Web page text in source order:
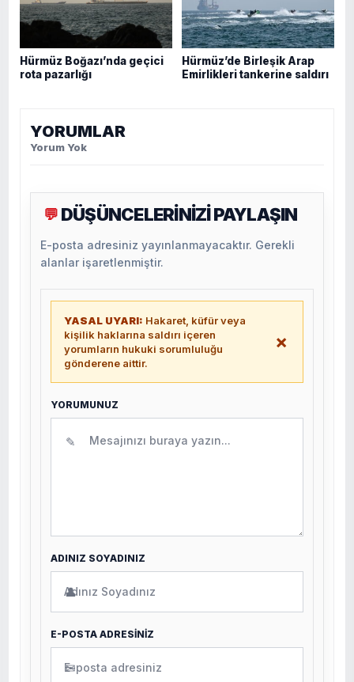
Hürmüz Boğazı’nda geçici
rota pazarlığı
Hürmüz’de Birleşik Arap
Emirlikleri tankerine saldırı
YORUMLAR
Yorum Yok
💬 DÜŞÜNCELERİNİZİ PAYLAŞIN
E-posta adresiniz yayınlanmayacaktır. Gerekli
alanlar işaretlenmiştir.
YASAL UYARI: Hakaret, küfür veya
kişilik haklarına saldırı içeren
yorumların hukuki sorumluluğu
gönderene aittir.
×
YORUMUNUZ
✎
ADINIZ SOYADINIZ
👤
E-POSTA ADRESİNİZ
✉